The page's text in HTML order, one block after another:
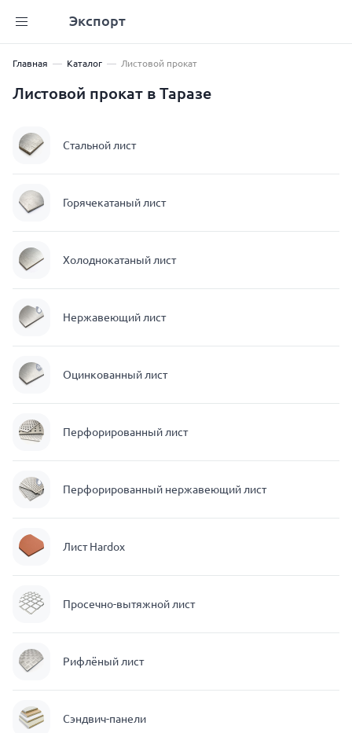
Экспорт
Главная Каталог Листовой прокат
Листовой прокат в Таразе
Стальной лист
Горячекатаный лист
Холоднокатаный лист
Нержавеющий лист
Оцинкованный лист
Перфорированный лист
Перфорированный нержавеющий лист
Лист Hardox
Просечно-вытяжной лист
Рифлёный лист
Сэндвич-панели